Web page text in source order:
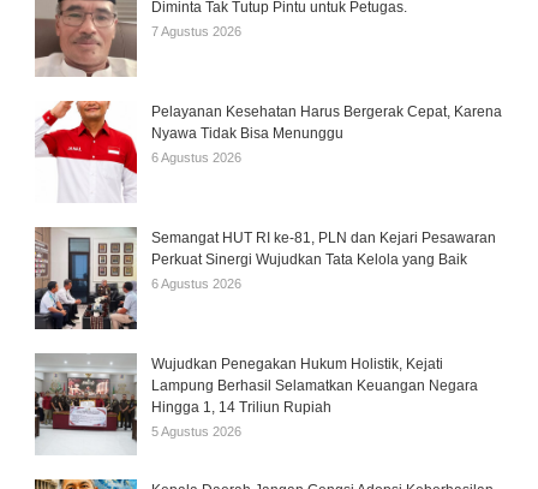
Diminta Tak Tutup Pintu untuk Petugas.
7 Agustus 2026
Pelayanan Kesehatan Harus Bergerak Cepat, Karena
Nyawa Tidak Bisa Menunggu
6 Agustus 2026
Semangat HUT RI ke-81, PLN dan Kejari Pesawaran
Perkuat Sinergi Wujudkan Tata Kelola yang Baik
6 Agustus 2026
Wujudkan Penegakan Hukum Holistik, Kejati
Lampung Berhasil Selamatkan Keuangan Negara
Hingga 1, 14 Triliun Rupiah
5 Agustus 2026